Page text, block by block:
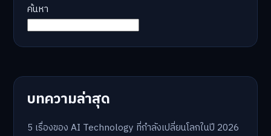
ค้นหา
บทความล่าสุด
5 เรื่องของ AI Technology ที่กำลังเปลี่ยนโลกในปี 2026